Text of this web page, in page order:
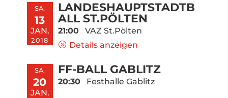
SA.
13
JAN.
2018
LANDESHAUPTSTADTB
ALL ST.PÖLTEN
21:00
VAZ St.Pölten
Details anzeigen
SA.
20
JAN.
FF-BALL GABLITZ
20:30 Festhalle Gablitz